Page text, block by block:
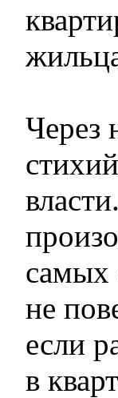
Через
самых
не
если
в